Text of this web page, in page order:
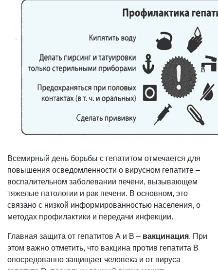
Всемирный день борьбы с гепатитом отмечается для
повышения осведомленности о вирусном гепатите –
воспалительном заболевании печени, вызывающем
тяжелые патологии и рак печени. В основном, это
связано с низкой информированностью населения, о
методах профилактики и передачи инфекции.
Главная защита от гепатитов А и В – вакцинация. При
этом важно отметить, что вакцина против гепатита В
опосредованно защищает человека и от вируса